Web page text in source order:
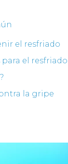
el resfriado
el resfriado
la gripe